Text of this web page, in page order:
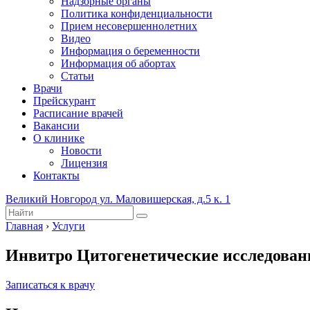
Политика конфиденциальности
Прием несовершеннолетних
Видео
Информация о беременности
Информация об абортах
Статьи
Врачи
Прейскурант
Расписание врачей
Вакансии
О клинике
Новости
Лицензия
Контакты
Великий Новгород ул. Маловишерская, д.5 к. 1
Главная › Услуги
Инвитро Цитогенетические
Записаться к врачу